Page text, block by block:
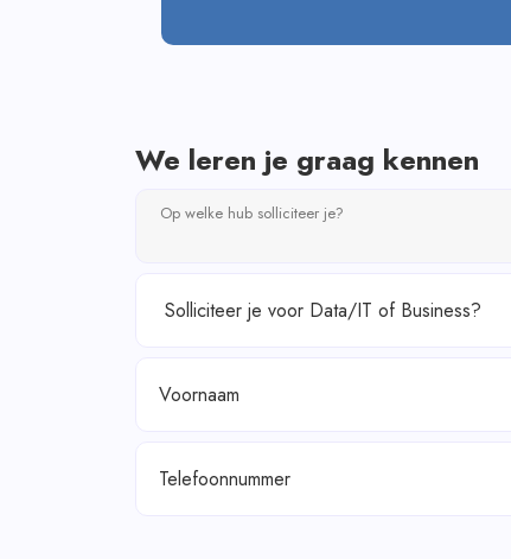
We leren je graag kennen
Op welke hub solliciteer je?
Voornaam
Telefoonnummer